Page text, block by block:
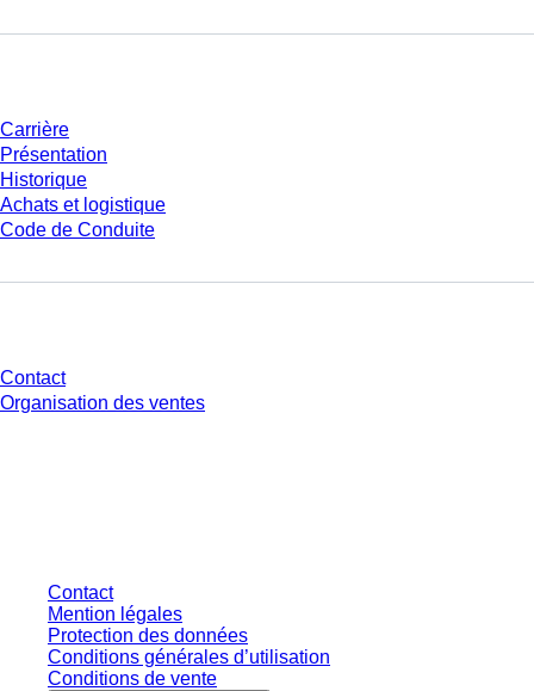
Carrière
Présentation
Historique
Achats et logistique
Code de Conduite
Contact
Organisation des ventes
Contact
Mention légales
Protection des données
Conditions générales d’utilisation
Conditions de vente